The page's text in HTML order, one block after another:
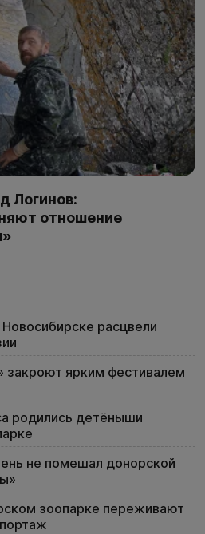
Логинов:
отношение
расцвели
закроют ярким фестивалем
родились детёныши
не помешал донорской
зоопарке переживают